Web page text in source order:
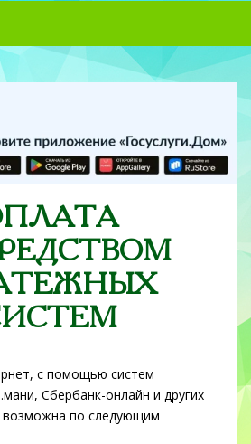
с помощью систем
Сбербанк-онлайн и других
возможна по следующим